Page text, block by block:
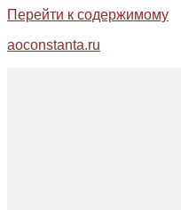
Перейти к содержимому
aoconstanta.ru